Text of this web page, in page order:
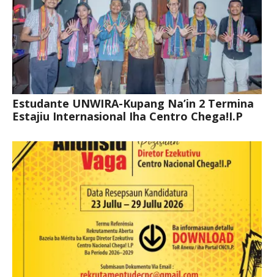
Estudante UNWIRA-Kupang Na’in 2 Termina
Estajiu Internasional Iha Centro Chega!I.P